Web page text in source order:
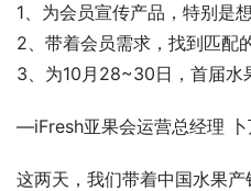
1、为会员宣传产品，特别是
2、带着会员需求，找到匹配
3、为10月28~30日，首届水
—iFresh亚果会运营总经理 卜
这两天，我们带着中国水果产